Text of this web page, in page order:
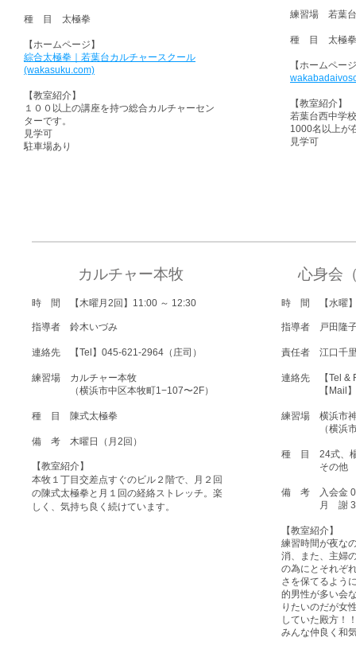
種 目 太極拳
【ホームページ】
綜合太極拳｜若葉台カルチャースクール
(wakasuku.com)
【教室紹介】
１００以上の講座を持つ総合カルチャーセン
ターです。
見学可
駐車場あり
練習場 若葉台
種 目 太極拳
【ホームペー
【教室紹介】
若葉台西中学
1000名以上が
見学可
カルチャー本牧
時 間 【木曜月2回】11:00 ～ 12:30
指導者 鈴木いづみ
連絡先 【Tel】045-621-2964（庄司）
練習場 カルチャー本牧
（横浜市中区本牧町1−107〜2F）
種 目 陳式太極拳
備 考 木曜日（月2回）
【教室紹介】
本牧１丁目交差点すぐのビル２階で、月２回
の陳式太極拳と月１回の経絡ストレッチ。楽
しく、気持ち良く続けています。
心身会
時 間 【水曜
指導者 戸田隆
責任者 江口千
連絡先 【Tel &
【Mail】
練習場 横浜市
（横浜市神
種 目 24式、楊
その他
備 考 入会金
月 謝
【教室紹介】
練習時間が夜な
消、また、主婦
の為にとそれぞ
さを保てるよう
的男性が多い会
りたいのだが女
していた殿方！
みんな仲良く和